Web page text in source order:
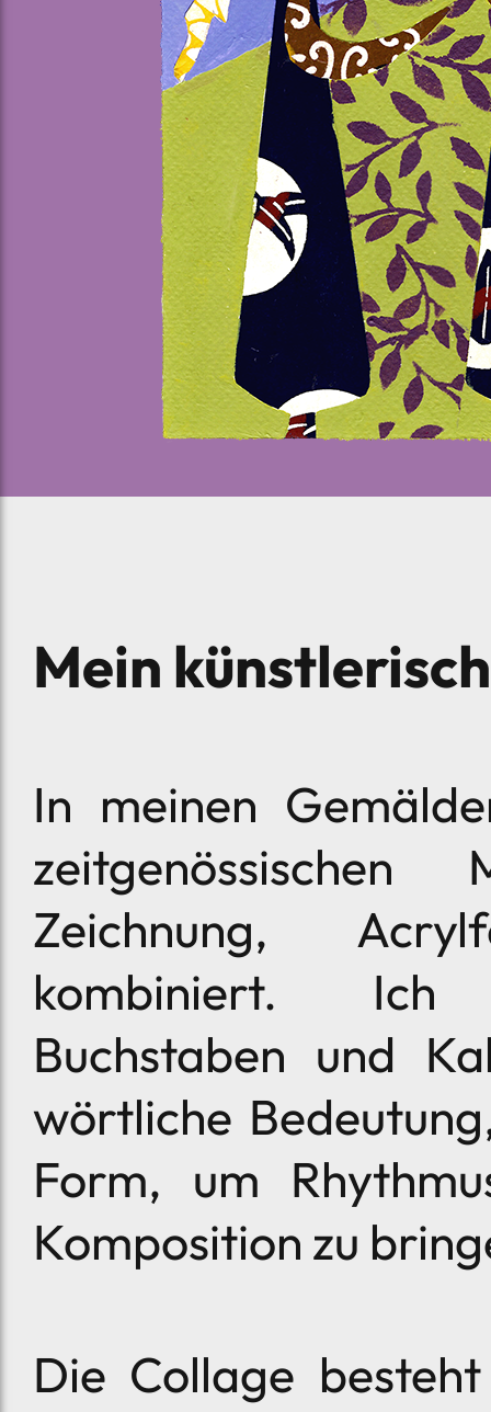
Mein
In meinen
zeitgenössischen
Zeichnung,
kombiniert. Ich
Buchstaben und
wörtliche
Form, um
Komposition zu
Die Collage